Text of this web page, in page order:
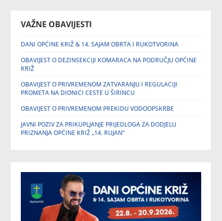
VAŽNE OBAVIJESTI
DANI OPĆINE KRIŽ & 14. SAJAM OBRTA I RUKOTVORINA
OBAVIJEST O DEZINSEKCIJI KOMARACA NA PODRUČJU OPĆINE
KRIŽ
OBAVIJEST O PRIVREMENOM ZATVARANJU I REGULACIJI
PROMETA NA DIONICI CESTE U ŠIRINCU
OBAVIJEST O PRIVREMENOM PREKIDU VODOOPSKRBE
JAVNI POZIV ZA PRIKUPLJANJE PRIJEDLOGA ZA DODJELU
PRIZNANJA OPĆINE KRIŽ „14. RUJAN“